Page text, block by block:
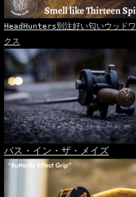
HeadHunters別注好い匂いウッド
クス
バス・イン・ザ・メイズ